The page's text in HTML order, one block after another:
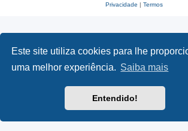
Este site utiliza cookies para lhe
uma melhor experiência. Saiba mais
Entendido!
Privacidade | Termos